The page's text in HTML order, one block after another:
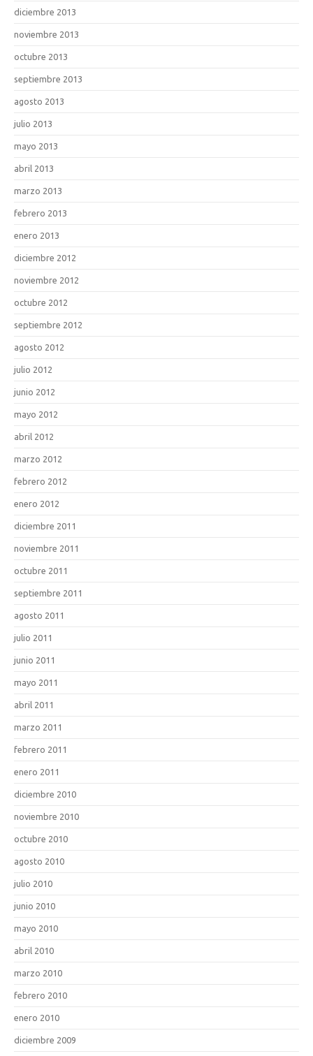
diciembre 2013
noviembre 2013
octubre 2013
septiembre 2013
agosto 2013
julio 2013
mayo 2013
abril 2013
marzo 2013
febrero 2013
enero 2013
diciembre 2012
noviembre 2012
octubre 2012
septiembre 2012
agosto 2012
julio 2012
junio 2012
mayo 2012
abril 2012
marzo 2012
febrero 2012
enero 2012
diciembre 2011
noviembre 2011
octubre 2011
septiembre 2011
agosto 2011
julio 2011
junio 2011
mayo 2011
abril 2011
marzo 2011
febrero 2011
enero 2011
diciembre 2010
noviembre 2010
octubre 2010
agosto 2010
julio 2010
junio 2010
mayo 2010
abril 2010
marzo 2010
febrero 2010
enero 2010
diciembre 2009